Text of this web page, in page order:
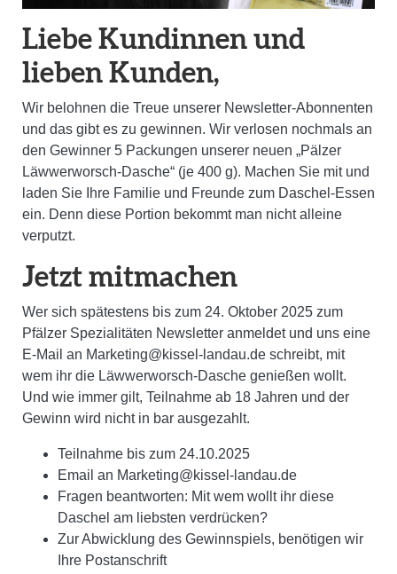
Liebe Kundinnen und
lieben Kunden,
Wir belohnen die Treue unserer Newsletter-Abonnenten
und das gibt es zu gewinnen. Wir verlosen nochmals an
den Gewinner 5 Packungen unserer neuen „Pälzer
Läwwerworsch-Dasche“ (je 400 g). Machen Sie mit und
laden Sie Ihre Familie und Freunde zum Daschel-Essen
ein. Denn diese Portion bekommt man nicht alleine
verputzt.
Jetzt mitmachen
Wer sich spätestens bis zum 24. Oktober 2025 zum
Pfälzer Spezialitäten Newsletter anmeldet und uns eine
E-Mail an Marketing@kissel-landau.de schreibt, mit
wem ihr die Läwwerworsch-Dasche genießen wollt.
Und wie immer gilt, Teilnahme ab 18 Jahren und der
Gewinn wird nicht in bar ausgezahlt.
Teilnahme bis zum 24.10.2025
Email an Marketing@kissel-landau.de
Fragen beantworten: Mit wem wollt ihr diese
Daschel am liebsten verdrücken?
Zur Abwicklung des Gewinnspiels, benötigen wir
Ihre Postanschrift